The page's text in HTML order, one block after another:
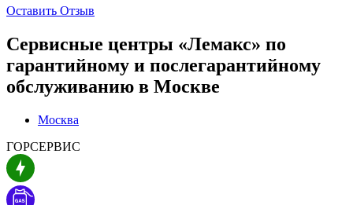
Оставить Отзыв
Сервисные центры «Лемакс» по
гарантийному и послегарантийному
обслуживанию в Москве
Москва
ГОРСЕРВИС